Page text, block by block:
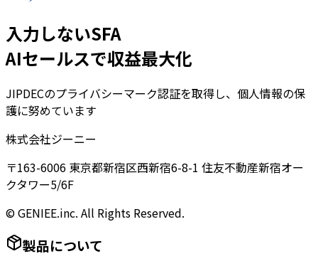
入力しないSFA
AIセールスで収益最大化
JIPDECのプライバシーマーク認証を取得し、個人情報の保
護に努めています
株式会社ジーニー
〒163-6006 東京都新宿区西新宿6-8-1 住友不動産新宿オー
クタワー5/6F
© GENIEE.inc. All Rights Reserved.
製品について